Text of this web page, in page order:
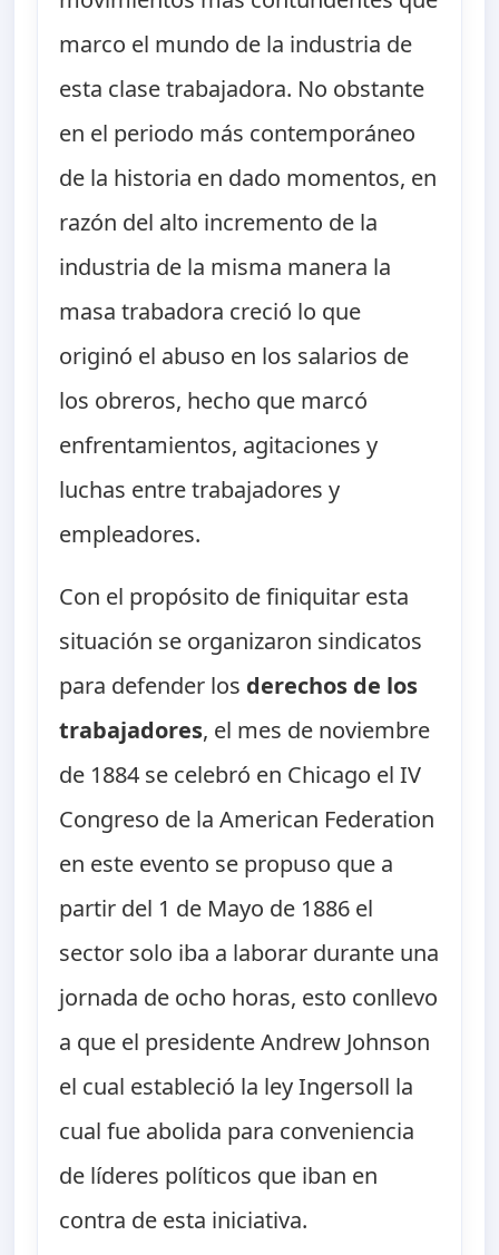
marco el mundo de la industria de
esta clase trabajadora. No obstante
en el periodo más contemporáneo
de la historia en dado momentos, en
razón del alto incremento de la
industria de la misma manera la
masa trabadora creció lo que
originó el abuso en los salarios de
los obreros, hecho que marcó
enfrentamientos, agitaciones y
luchas entre trabajadores y
empleadores.
Con el propósito de finiquitar esta
situación se organizaron sindicatos
para defender los derechos de los
trabajadores, el mes de noviembre
de 1884 se celebró en Chicago el IV
Congreso de la American Federation
en este evento se propuso que a
partir del 1 de Mayo de 1886 el
sector solo iba a laborar durante una
jornada de ocho horas, esto conllevo
a que el presidente Andrew Johnson
el cual estableció la ley Ingersoll la
cual fue abolida para conveniencia
de líderes políticos que iban en
contra de esta iniciativa.